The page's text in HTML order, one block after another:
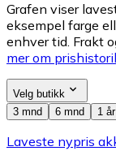
Grafen viser
eksempel farge
enhver tid. Frakt
mer om
Velg butikk
3 mnd
6 mnd 1 år
Laveste nypris